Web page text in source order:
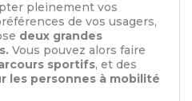
pleinement vos
de vos usagers,
deux grandes
Vous pouvez alors faire
sportifs, et des
les personnes à mobilité